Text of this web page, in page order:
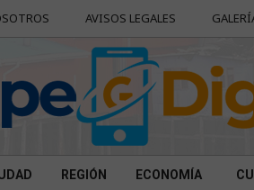
AVISOS LEGALES
REGIÓN ECONOMÍA